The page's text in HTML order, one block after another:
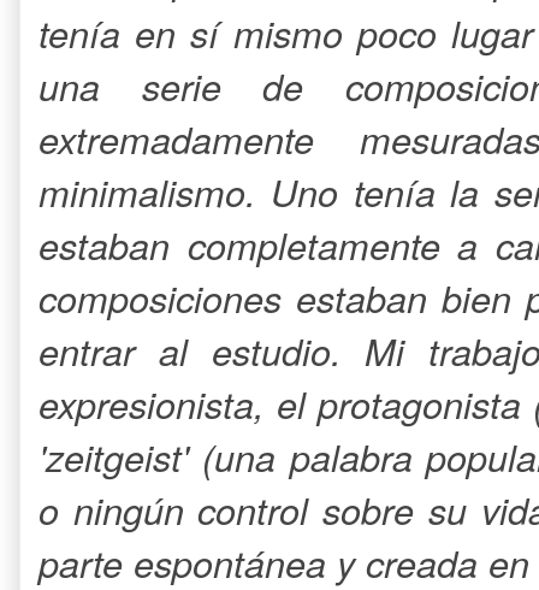
tenía en sí mismo poco
una serie de
extremadamente
minimalismo. Uno tenía la
estaban completamente a
composiciones estaban bien
entrar al estudio. Mi
expresionista, el
'zeitgeist' (una palabra
o ningún control sobre su
parte espontánea y creada